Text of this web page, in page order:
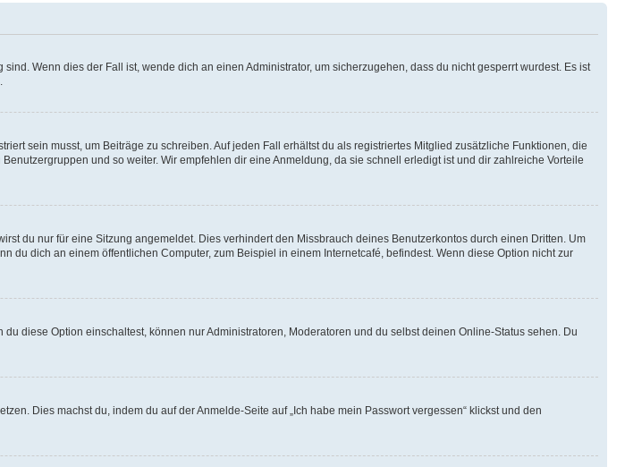
Wenn dies der Fall ist, wende dich an einen Administrator, um sicherzugehen, dass du nicht gesperrt wurdest. Es ist
sein musst, um Beiträge zu schreiben. Auf jeden Fall erhältst du als registriertes Mitglied zusätzliche Funktionen, die
und so weiter. Wir empfehlen dir eine Anmeldung, da sie schnell erledigt ist und dir zahlreiche Vorteile
du nur für eine Sitzung angemeldet. Dies verhindert den Missbrauch deines Benutzerkontos durch einen Dritten. Um
dich an einem öffentlichen Computer, zum Beispiel in einem Internetcafé, befindest. Wenn diese Option nicht zur
diese Option einschaltest, können nur Administratoren, Moderatoren und du selbst deinen Online-Status sehen. Du
Dies machst du, indem du auf der Anmelde-Seite auf „Ich habe mein Passwort vergessen“ klickst und den